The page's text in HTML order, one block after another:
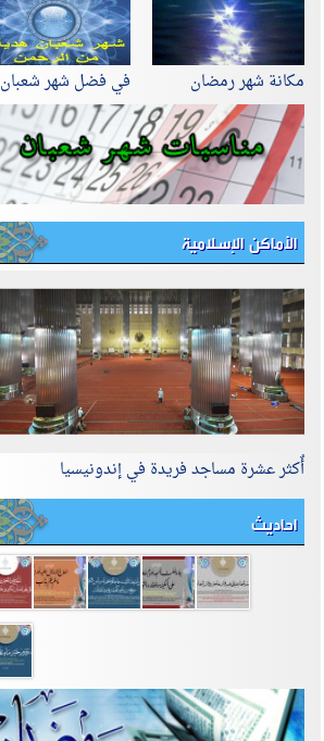
مكانة شهر رمضان في فضل شهر شعبان
الأماكن الإسلامية
أٌكثر عشرة مساجد فريدة في إندونيسيا
احاديث